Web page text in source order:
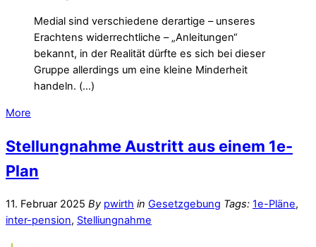
Medial sind verschiedene derartige – unseres
Erachtens widerrechtliche – „Anleitungen“
bekannt, in der Realität dürfte es sich bei dieser
Gruppe allerdings um eine kleine Minderheit
handeln. (…)
More
Stellungnahme Austritt aus einem 1e-
Plan
11. Februar 2025 By pwirth in Gesetzgebung Tags: 1e-Pläne,
inter-pension, Stelliungnahme